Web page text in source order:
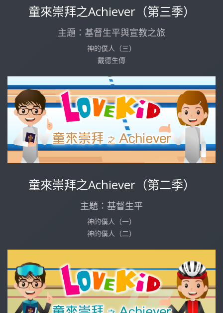
童來崇拜之Achiever（第三季）
主題：基督生平與宣教之旅
神的僕人（三）
戴德生傳
童來崇拜之Achiever（第二季）
主題：基督生平
神的僕人（一）
神的僕人（二）